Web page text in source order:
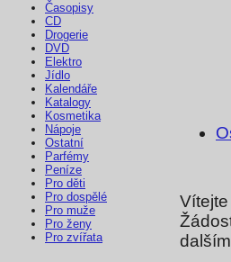
Časopisy
CD
Drogerie
DVD
Elektro
Jídlo
Kalendáře
Katalogy
Kosmetika
Nápoje
Ostatní
Parfémy
Peníze
Pro děti
Pro dospělé
Pro muže
Pro ženy
Pro zvířata